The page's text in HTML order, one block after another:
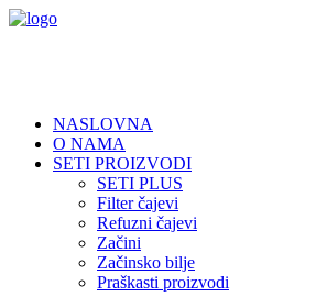
NASLOVNA
O NAMA
SETI PROIZVODI
SETI PLUS
Filter čajevi
Refuzni čajevi
Začini
Začinsko bilje
Praškasti proizvodi